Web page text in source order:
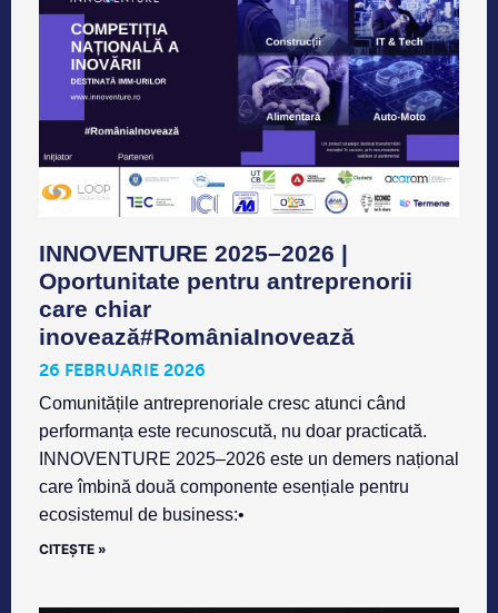
INNOVENTURE 2025–2026 |
Oportunitate pentru antreprenorii
care chiar
inovează#RomâniaInovează
26 FEBRUARIE 2026
Comunitățile antreprenoriale cresc atunci când
performanța este recunoscută, nu doar practicată.
INNOVENTURE 2025–2026 este un demers național
care îmbină două componente esențiale pentru
ecosistemul de business:•
CITEȘTE »